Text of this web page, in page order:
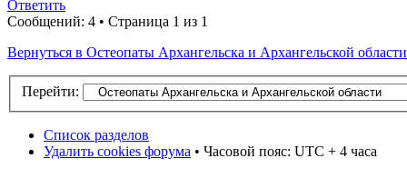
Ответить
Сообщений: 4 • Страница 1 из 1
Вернуться в Остеопаты Архангельска и Архангельской области
Перейти:
Список разделов
Удалить cookies форума • Часовой пояс: UTC + 4 часа